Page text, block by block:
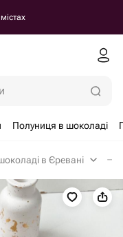
Полуниця в шоколаді
в Єревані